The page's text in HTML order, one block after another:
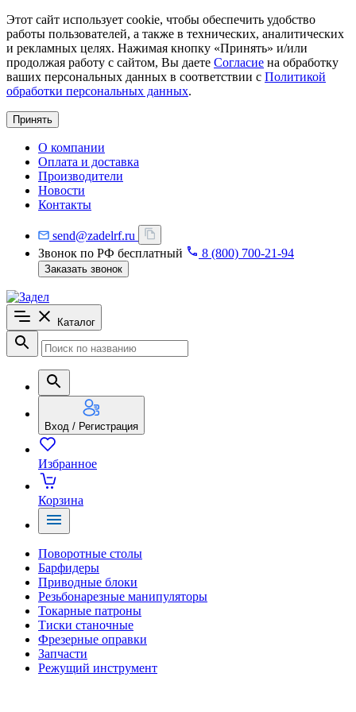
Этот сайт использует cookie, чтобы обеспечить удобство
работы пользователей, а также в технических, аналитических
и рекламных целях. Нажимая кнопку «Принять» и/или
продолжая работу с сайтом, Вы даете Согласие на обработку
ваших персональных данных в соответствии с Политикой
обработки персональных данных.
Принять
О компании
Оплата и доставка
Производители
Новости
Контакты
send@zadelrf.ru
Звонок по РФ бесплатный
8 (800) 700-21-94
Заказать звонок
Каталог
Вход / Регистрация
Избранное
Корзина
Поворотные столы
Барфидеры
Приводные блоки
Резьбонарезные манипуляторы
Токарные патроны
Тиски станочные
Фрезерные оправки
Запчасти
Режущий инструмент